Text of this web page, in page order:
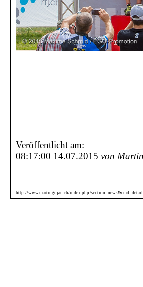
Veröffentlicht am:
08:17:00 14.07.2015 von
http://www.martingujan.ch/